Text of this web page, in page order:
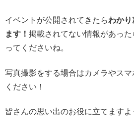
イベントが公開されてきたらわかり
ます！ 掲載されてない情報があっ
ってくださいね。
写真撮影をする場合はカメラやス
ください！
皆さんの思い出のお役に立てますよ